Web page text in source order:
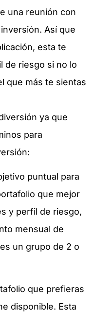
una reunión con
Así que
esta te
de riesgo si no lo
que más te sientas
ya que
para
puntual para
que mejor
y perfil de riesgo,
mensual de
un grupo de 2 o
que prefieras
disponible. Esta